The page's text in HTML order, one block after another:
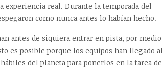
experiencia real. Durante la temporada del
como nunca antes lo habían hecho.
antes de siquiera entrar en pista, por medio
es posible porque los equipos han llegado al
del planeta para ponerlos en la tarea de